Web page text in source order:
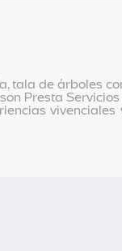
tala de árboles
Presta